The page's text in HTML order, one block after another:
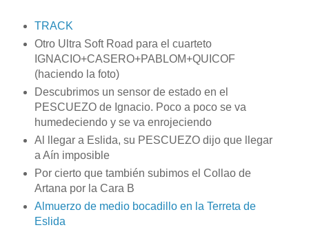
TRACK
Otro Ultra Soft Road para el cuarteto
IGNACIO+CASERO+PABLOM+QUICOF
(haciendo la foto)
Descubrimos un sensor de estado en el
PESCUEZO de Ignacio. Poco a poco se va
humedeciendo y se va enrojeciendo
Al llegar a Eslida, su PESCUEZO dijo que llegar
a Aín imposible
Por cierto que también subimos el Collao de
Artana por la Cara B
Almuerzo de medio bocadillo en la Terreta de
Eslida